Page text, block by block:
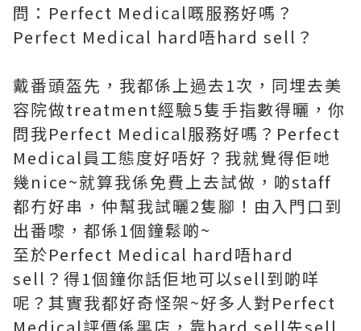
問：Perfect Medical嘅服務好嗎？
Perfect Medical hard唔hard sell？
戴番頭盔先，我都係上過去1次，同埋去美
容院做treatment經驗5隻手指數得曬，你
問我Perfect Medical服務好嗎？Perfect
Medical員工態度好唔好？我就覺得佢哋
幾nice~就算我係免費上去試做，啲staff
都冇好串，仲幫我試曬2隻腳！由入門口到
出番嚟，都係1個鐘鬆啲~
至於Perfect Medical hard唔hard
sell？得1個鐘你話佢地可以sell到啲咩
呢？其實我都好奇怪架~好多人對Perfect